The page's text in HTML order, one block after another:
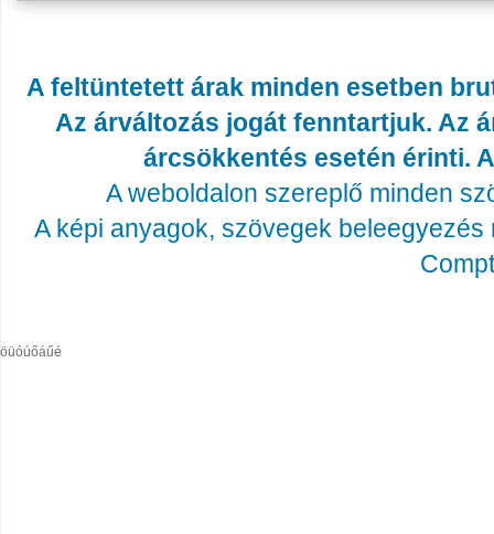
A feltüntetett árak minden esetben
Az árváltozás jogát fenntartjuk. Az
árcsökkentés esetén érinti.
A weboldalon szereplő minden
A képi anyagok, szövegek
öüóúőáűé